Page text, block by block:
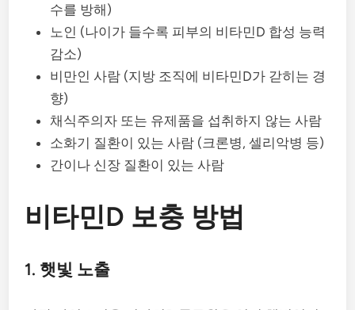
수를 방해)
노인 (나이가 들수록 피부의 비타민D 합성 능력
감소)
비만인 사람 (지방 조직에 비타민D가 갇히는 경
향)
채식주의자 또는 유제품을 섭취하지 않는 사람
소화기 질환이 있는 사람 (크론병, 셀리악병 등)
간이나 신장 질환이 있는 사람
비타민D 보충 방법
1. 햇빛 노출